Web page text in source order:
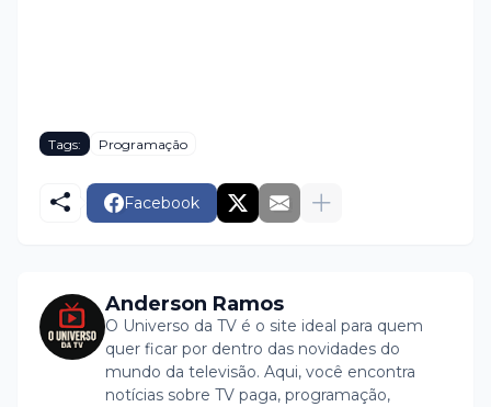
Tags: Programação
Facebook
Anderson Ramos
O Universo da TV é o site ideal para quem
quer ficar por dentro das novidades do
mundo da televisão. Aqui, você encontra
notícias sobre TV paga, programação,